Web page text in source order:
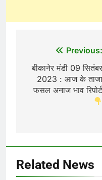
navigation
Previous:
बीकानेर मंडी 09 सितंबर
2023 : आज के ताजा
फसल अनाज भाव रिपोर्ट
Related News